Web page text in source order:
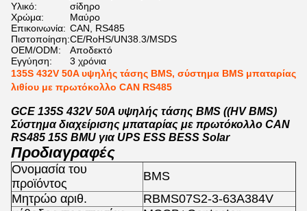
Υλικό:
σίδηρο
Χρώμα:
Μαύρο
Επικοινωνία: CAN, RS485
Πιστοποίηση:CE/RoHS/UN38.3/MSDS
OEM/ODM:
Αποδεκτό
Εγγύηση:
3 χρόνια
135S 432V 50A υψηλής τάσης BMS, σύστημα BMS μπαταρίας
λιθίου με πρωτόκολλο CAN RS485
GCE 135S 432V 50A υψηλής τάσης BMS ((HV BMS)
Σύστημα διαχείρισης μπαταρίας με πρωτόκολλο CAN
RS485 15S BMU για UPS ESS BESS Solar
Προδιαγραφές
Ονομασία του
προϊόντος
BMS
Μητρώο αριθ.
RBMS07S2-3-63A384V